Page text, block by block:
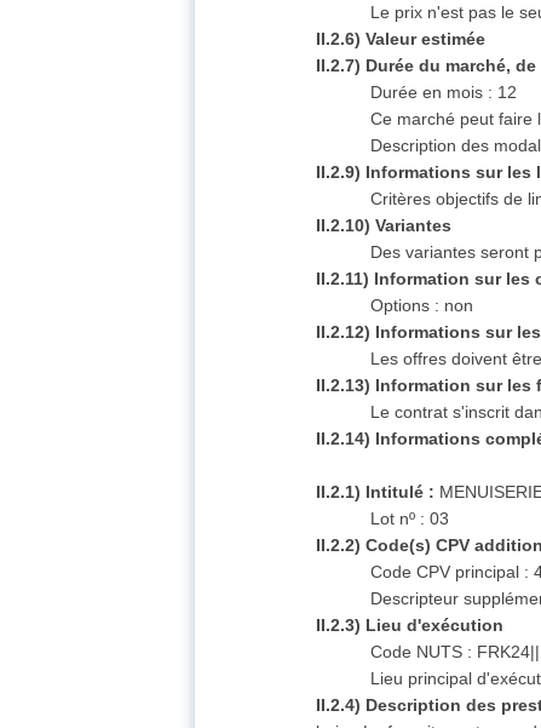
Le prix n'est pas le
II.2.6) Valeur estimée
II.2.7) Durée du marché,
Durée en mois : 12
Ce marché peut faire
Description des
II.2.9) Informations sur
Critères objectifs de
II.2.10) Variantes
Des variantes seront
II.2.11) Information sur les
Options : non
II.2.12) Informations sur
Les offres doivent
II.2.13) Information sur
Le contrat s'inscrit
II.2.14) Informations
II.2.1) Intitulé :
Lot nº : 03
II.2.2) Code(s) CPV
Code CPV principal :
Descripteur
II.2.3) Lieu d'exécution
Code NUTS :
Lieu principal
II.2.4) Description des